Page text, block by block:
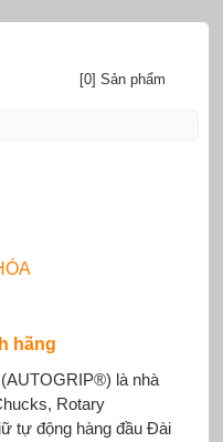
hãng
là nhà
Rotary
tự động hàng đầu Đài
[0] Sản phẩm